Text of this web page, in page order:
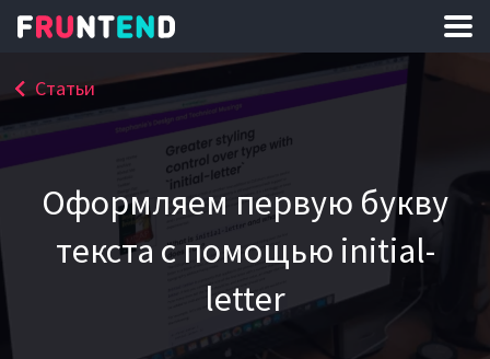
Оформляем первую букву
текста с помощью initial-
letter
Статьи